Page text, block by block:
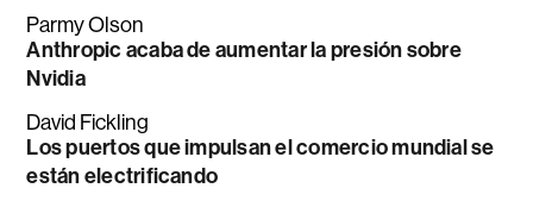
Parmy Olson
Anthropic acaba de aumentar la presión sobre
Nvidia
David Fickling
Los puertos que impulsan el comercio mundial se
están electrificando